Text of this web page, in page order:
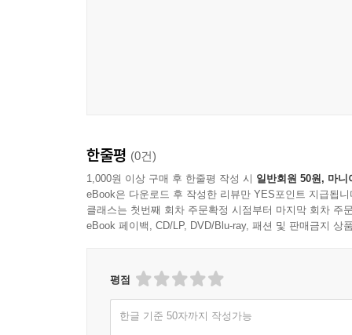
한줄평 (0건)
1,000원 이상 구매 후 한줄평 작성 시 일반회원 50원, 마니
eBook은 다운로드 후 작성한 리뷰만 YES포인트 지급됩니
클래스는 첫번째 회차 주문확정 시점부터 마지막 회차 주
eBook 페이백, CD/LP, DVD/Blu-ray, 패션 및 판매금지 상
평점
한글 기준 50자까지 작성가능